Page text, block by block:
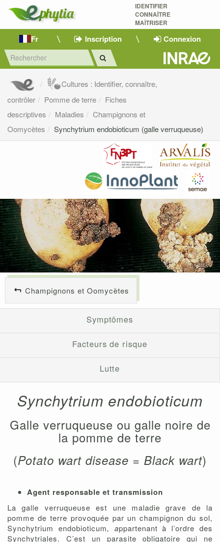
IDENTIFIER
CONNAÎTRE
MAÎTRISER
Fr Inscription Connexion
Cultures : Identifier, connaître,
contrôler
Pomme de terre
Fiches
descriptives
Maladies
Champignons et
Oomycètes
Synchytrium endobioticum (galle verruqueuse)
Champignons et Oomycètes
Symptômes
Facteurs de risque
Lutte
Synchytrium endobioticum
Galle verruqueuse ou galle noire de
la pomme de terre
(Potato wart disease = Black wart)
Agent responsable et transmission
La galle verruqueuse est une maladie grave de la
pomme de terre provoquée par un champignon du sol,
Synchytrium endobioticum, appartenant à l’ordre des
Synchytriales. C’est un parasite obligatoire qui ne